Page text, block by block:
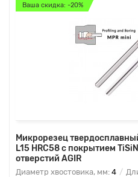
Ваша скидка: -20%
Микрорезец
L15 HRC58 с покрытием
отверстий AGIR
Диаметр хвостовика, мм: 4